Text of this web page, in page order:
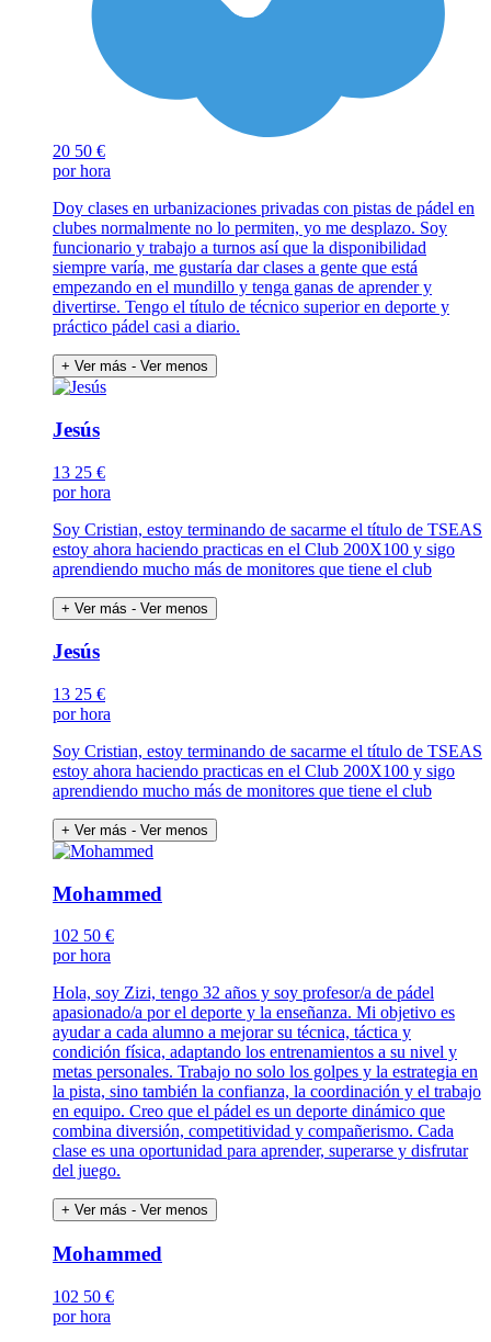
20 50 €
por hora
Doy clases en urbanizaciones privadas con pistas de pádel en
clubes normalmente no lo permiten, yo me desplazo. Soy
funcionario y trabajo a turnos así que la disponibilidad
siempre varía, me gustaría dar clases a gente que está
empezando en el mundillo y tenga ganas de aprender y
divertirse. Tengo el título de técnico superior en deporte y
práctico pádel casi a diario.
+ Ver más - Ver menos
Jesús
13 25 €
por hora
Soy Cristian, estoy terminando de sacarme el título de TSEAS
estoy ahora haciendo practicas en el Club 200X100 y sigo
aprendiendo mucho más de monitores que tiene el club
+ Ver más - Ver menos
Jesús
13 25 €
por hora
Soy Cristian, estoy terminando de sacarme el título de TSEAS
estoy ahora haciendo practicas en el Club 200X100 y sigo
aprendiendo mucho más de monitores que tiene el club
+ Ver más - Ver menos
Mohammed
102 50 €
por hora
Hola, soy Zizi, tengo 32 años y soy profesor/a de pádel
apasionado/a por el deporte y la enseñanza. Mi objetivo es
ayudar a cada alumno a mejorar su técnica, táctica y
condición física, adaptando los entrenamientos a su nivel y
metas personales. Trabajo no solo los golpes y la estrategia en
la pista, sino también la confianza, la coordinación y el trabajo
en equipo. Creo que el pádel es un deporte dinámico que
combina diversión, competitividad y compañerismo. Cada
clase es una oportunidad para aprender, superarse y disfrutar
del juego.
+ Ver más - Ver menos
Mohammed
102 50 €
por hora